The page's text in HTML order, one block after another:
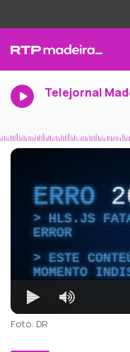
Telejornal
ERRO
HLS.JS
ERROR
ESTE
MOMENTO
Foto: DR